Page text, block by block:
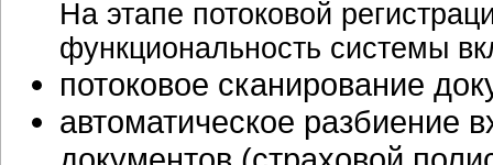
На этапе потоковой
функциональность системы
потоковое сканирование
автоматическое разбиение